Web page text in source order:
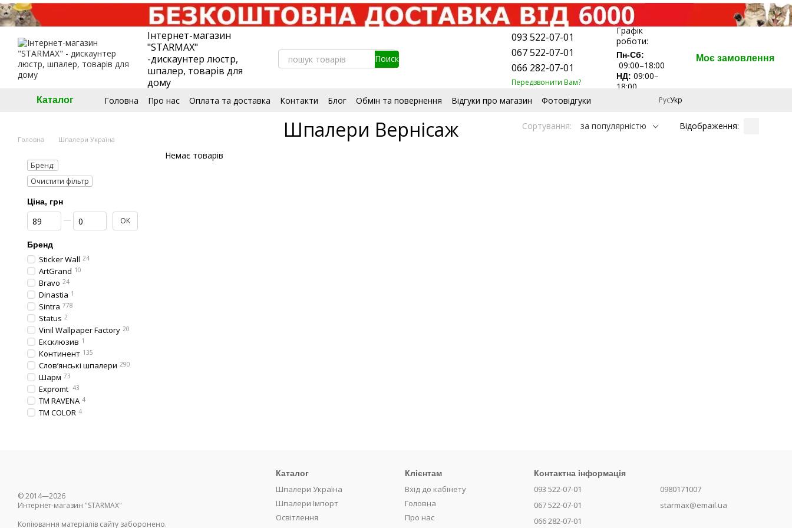
Перейти до основного контенту
Інтернет-магазин
"STARMAX"
-дискаунтер люстр,
шпалер, товарів для
дому
093 522-07-01
067 522-07-01
066 282-07-01
Передзвонити Вам?
Графік
роботи:
Пн-Сб:
09:00–18:00
НД:09:00–
18:00
Моє замовлення
Каталог Головна Про нас Оплата та доставка Контакти Блог Обмін та повернення Відгуки про магазин
Фотовідгуки
РусУкр
Головна Шпалери Україна Шпалери Вернісаж Сортування: за популярністю Відображення:
Немає товарів
Бренд:
Очистити фільтр
Ціна, грн
Від Ціна, грн
До Ціна, грн ОК
Бренд
Sticker Wall 24
ArtGrand 10
Bravo 24
Dinastia 1
Sintra 778
Status 2
Vinil Wallpaper Factory 20
Ексклюзив 1
Континент 135
Слов’янські шпалери 290
Шарм 73
Expromt 43
TM RAVENA 4
TM COLOR 4
© 2014—2026
Интернет-магазин "STARMAX"
Копіювання матеріалів сайту заборонено.
Каталог
Шпалери Україна
Шпалери Імпорт
Освітлення
Клієнтам
Вхід до кабінету
Головна
Про нас
Контактна інформація
093 522-07-01
067 522-07-01
066 282-07-01
0980171007
starmax@email.ua